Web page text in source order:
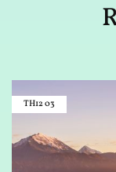
TH1203